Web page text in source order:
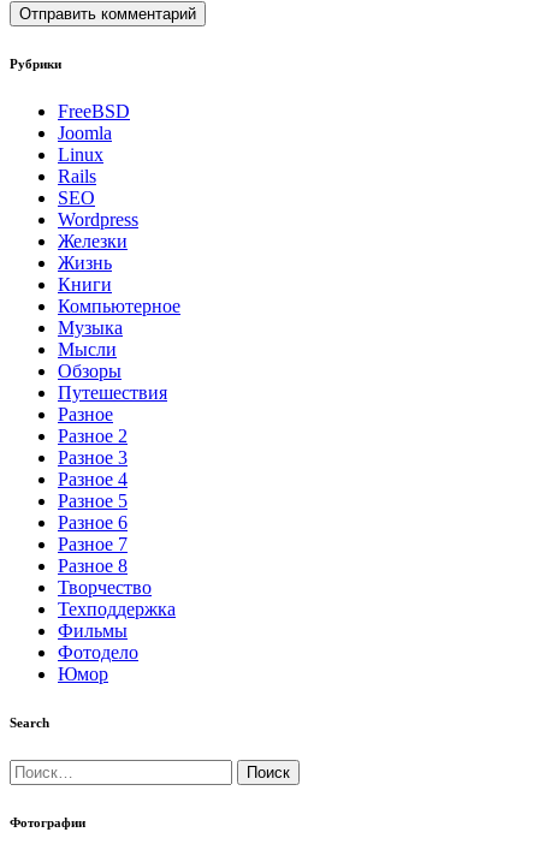
Рубрики
FreeBSD
Joomla
Linux
Rails
SEO
Wordpress
Железки
Жизнь
Книги
Компьютерное
Музыка
Мысли
Обзоры
Путешествия
Разное
Разное 2
Разное 3
Разное 4
Разное 5
Разное 6
Разное 7
Разное 8
Творчество
Техподдержка
Фильмы
Фотодело
Юмор
Search
Найти:
Фотографии